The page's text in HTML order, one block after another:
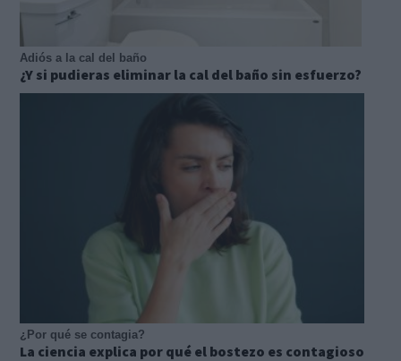
Adiós a la cal del baño
¿Y si pudieras eliminar la cal del baño sin esfuerzo?
¿Por qué se contagia?
La ciencia explica por qué el bostezo es contagioso